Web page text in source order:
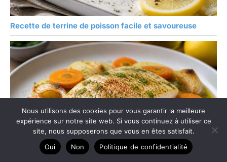
Recette de terrine de poisson facile et savoureuse
Nous utilisons des cookies pour vous garantir la meilleure
expérience sur notre site web. Si vous continuez à utiliser ce
site, nous supposerons que vous en êtes satisfait.
Oui
Non Politique de confidentialité